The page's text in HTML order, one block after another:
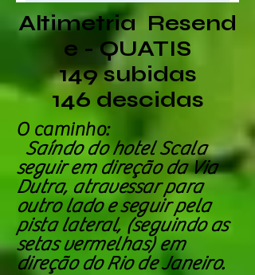
Altimetria Resend
e - QUATIS
149 subidas
146 descidas
O caminho:
Saíndo do hotel Scala
seguir em direção da Via
Dutra, atravessar para
outro lado e seguir pela
pista lateral, (seguindo as
setas vermelhas) em
direção do Rio de Janeiro.